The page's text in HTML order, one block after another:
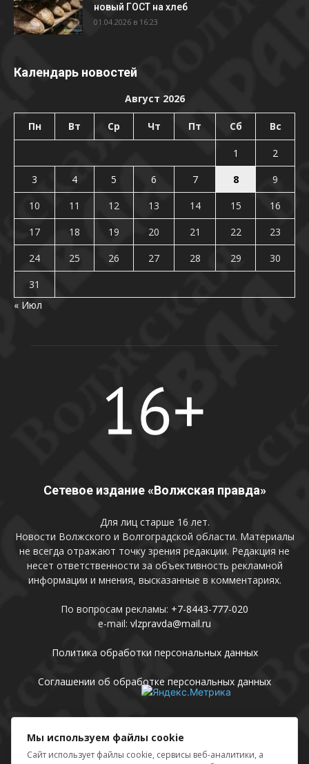
новый ГОСТ на хлеб
01.04.2026 в 16:23
Календарь новостей
Август 2026
Пн Вт Ср Чт Пт Сб Вс
1
2
3
4 5 6 7 8
9
10
11 12 13 14 15
16
17
18 19 20 21 22
23
24
25 26 27 28 29
30
31
« Июл
Сетевое издание «Волжская правда»
Для лиц старше 16 лет.
Новости Волжского и Волгоградской области. Материалы
не всегда отражают точку зрения редакции. Редакция не
несет ответственности за объективность рекламной
информации и мнения, высказанные в комментариях.
По вопросам рекламы: +7-8443-777-020
e-mail: vlzpravda@mail.ru
Политика обработки персональных данных
Соглашении об обработке персональных данных
Присоединяйтесь
Мы используем файлы cookie
Сайт использует файлы cookie, сервисы веб-аналитики, а